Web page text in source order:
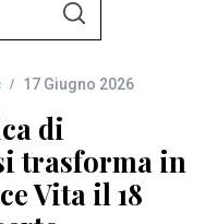
S
C
H
17 Giugno 2026
di
trasforma in
Vita il 18